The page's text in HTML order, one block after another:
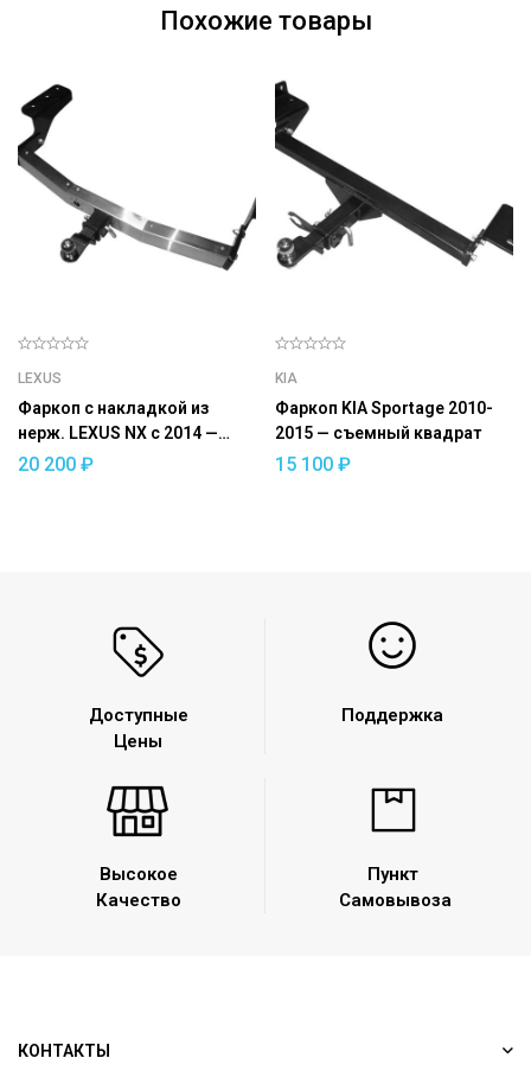
Похожие товары
LEXUS
Фаркоп с накладкой из
нерж. LEXUS NX с 2014 —
съемный квадрат
20 200 ₽
KIA
Фаркоп KIA Sportage 2010-
2015 — съемный квадрат
15 100 ₽
Высокое
Качество
Доступные
Цены
Пункт
Самовывоза
Поддержка
КОНТАКТЫ